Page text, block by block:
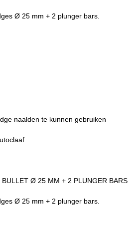
Ø 25 mm + 2 plunger bars.
naalden te kunnen gebruiken
Ø 25 MM + 2 PLUNGER BARS
Ø 25 mm + 2 plunger bars.